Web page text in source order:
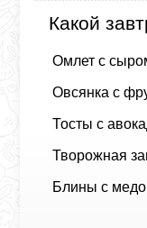
Какой
Омлет с
Овсянка с
Тосты с
Творожная
Блины с